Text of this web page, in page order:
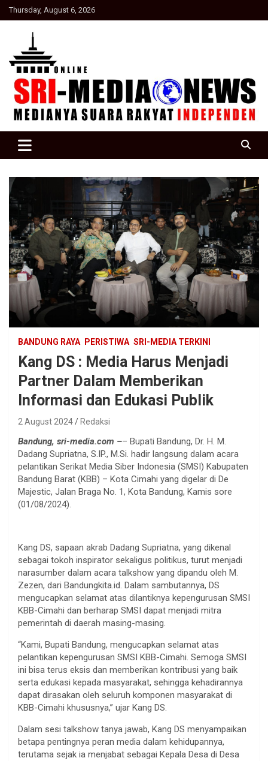
Skip
to
Thursday, August 6, 2026
SRI Media news
BANDUNG RAYA PERISTIWA SRI-MEDIA TERKINI
Kang DS : Media Harus Menjadi
Partner Dalam Memberikan
Informasi dan Edukasi Publik
2 August 2024 Redaksi
Bandung, sri-media.com –– Bupati Bandung, Dr. H. M.
Dadang Supriatna, S.IP., M.Si. hadir langsung dalam acara
pelantikan Serikat Media Siber Indonesia (SMSI) Kabupaten
Bandung Barat (KBB) – Kota Cimahi yang digelar di De
Majestic, Jalan Braga No. 1, Kota Bandung, Kamis sore
(01/08/2024).
Kang DS, sapaan akrab Dadang Supriatna, yang dikenal
sebagai tokoh inspirator sekaligus politikus, turut menjadi
narasumber dalam acara talkshow yang dipandu oleh M.
Zezen, dari Bandungkita.id. Dalam sambutannya, DS
mengucapkan selamat atas dilantiknya kepengurusan SMSI
KBB-Cimahi dan berharap SMSI dapat menjadi mitra
pemerintah di daerah masing-masing.
“Kami, Bupati Bandung, mengucapkan selamat atas
pelantikan kepengurusan SMSI KBB-Cimahi. Semoga SMSI
ini bisa terus eksis dan memberikan kontribusi yang baik
serta edukasi kepada masyarakat, sehingga kehadirannya
dapat dirasakan oleh seluruh komponen masyarakat di
KBB-Cimahi khususnya,” ujar Kang DS.
Dalam sesi talkshow tanya jawab, Kang DS menyampaikan
betapa pentingnya peran media dalam kehidupannya,
terutama sejak ia menjabat sebagai Kepala Desa di Desa